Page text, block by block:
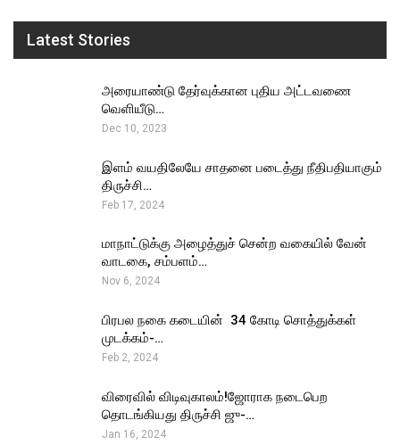
Latest Stories
அரையாண்டு தேர்வுக்கான புதிய அட்டவணை
வெளியீடு…
Dec 10, 2023
இளம் வயதிலேயே சாதனை படைத்து நீதிபதியாகும்
திருச்சி…
Feb 17, 2024
மாநாட்டுக்கு அழைத்துச் சென்ற வகையில் வேன்
வாடகை, சம்பளம்…
Nov 6, 2024
பிரபல நகை கடையின் ₹ 34 கோடி சொத்துக்கள்
முடக்கம்-…
Feb 2, 2024
விரைவில் விடிவுகாலம்!ஜோராக நடைபெற
தொடங்கியது திருச்சி ஜு-…
Jan 16, 2024